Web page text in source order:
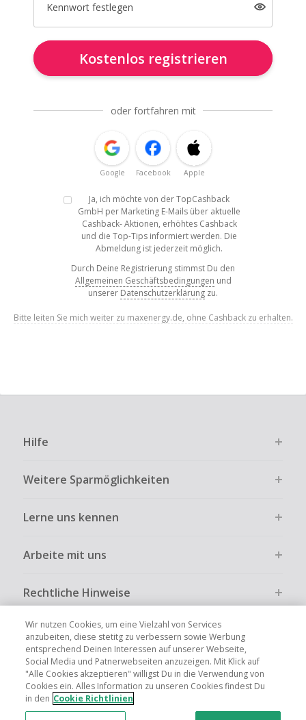
Kennwort festlegen
Kostenlos registrieren
oder fortfahren mit
Google Facebook Apple
Ja, ich möchte von der TopCashback
GmbH per Marketing E-Mails über aktuelle
Cashback- Aktionen, erhöhtes Cashback
und die Top-Tips informiert werden. Die
Abmeldung ist jederzeit möglich.
Durch Deine Registrierung stimmst Du den
Allgemeinen Geschäftsbedingungen und
unserer Datenschutzerklärung zu.
Bitte leiten Sie mich weiter zu maxenergy.de, ohne Cashback zu erhalten.
Hilfe
Weitere Sparmöglichkeiten
Lerne uns kennen
Arbeite mit uns
Rechtliche Hinweise
Globale Websites UK US CN JP FR AU IT
Wir nutzen Cookies, um eine Vielzahl von Services
anzubeiten, diese stetitg zu verbessern sowie Werbung
entsprechend Deinen Interessen auf unserer Webseite,
Social Media und Patnerwebseiten anzuzeigen. Mit Klick auf
"Alle Cookies akzeptieren" willigst Du in die Verwendung von
Cookies ein. Alles Information zu unseren Cookies findest Du
in den Cookie Richtlinien